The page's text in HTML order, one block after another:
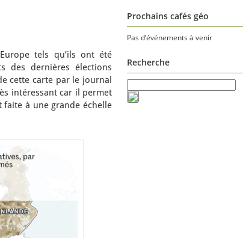
tels qu’ils ont été
des dernières élections
cette carte par le journal
intéressant car il permet
faite à une grande échelle
Prochains cafés géo
Pas d’événements à venir
Recherche